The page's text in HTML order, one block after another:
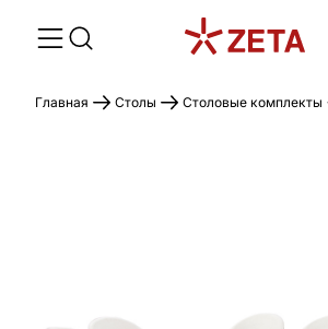
Главная Столы Столовые комплекты